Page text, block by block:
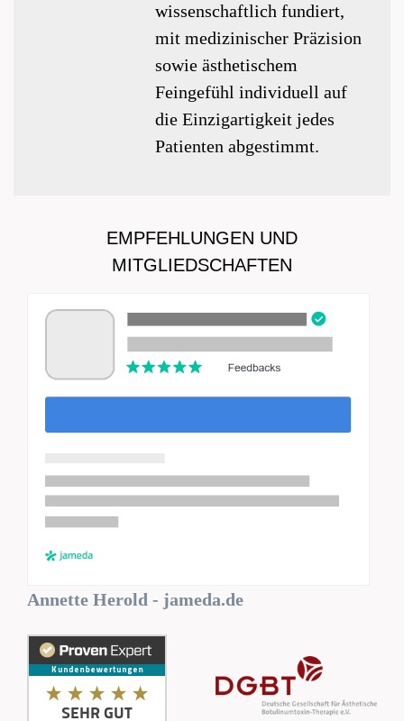
wissenschaftlich fundiert,
mit medizinischer Präzision
sowie ästhetischem
Feingefühl individuell auf
die Einzigartigkeit jedes
Patienten abgestimmt.
EMPFEHLUNGEN UND
MITGLIEDSCHAFTEN
Annette Herold - jameda.de